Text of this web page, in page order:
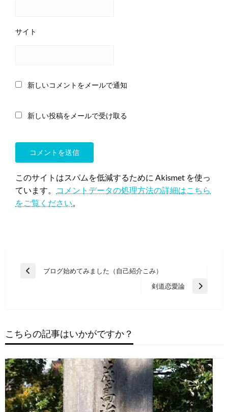
サイト
新しいコメントをメールで通知
新しい投稿をメールで受け取る
このサイトはスパムを低減するために Akismet を使っ
ています。
コメントデータの処理方法の詳細はこちら
をご覧ください。
投
ゲ
ー
シ
ョ
ン
ブログ始めてみました（自己紹介こみ）
次
剣道恋愛論
こちらの記事はいかがですか？